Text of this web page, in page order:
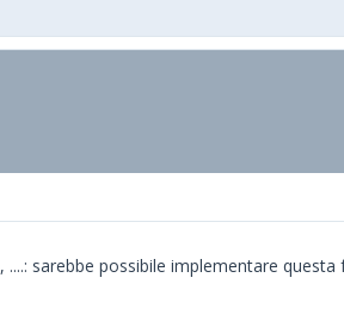
sarebbe possibile implementare questa